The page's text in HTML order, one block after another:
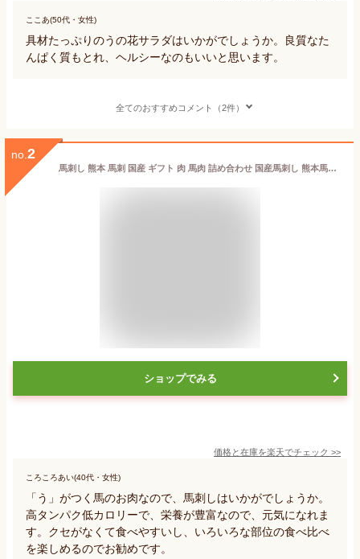
ここあ(50代・女性)
具材たっぷりのうの花サラダはいかがでしょうか。良質なた
んぱく質もとれ、ヘルシーなのもいいと思います。
全てのおすすめコメント（2件）
no. 2
馬刺し 熊本 馬刺 国産 ギフト 肉 馬肉 詰め合わせ 国産馬刺し 熊本馬刺し 赤身 霜降り ユッケ ばさし 中トロ 上赤身 ロース 父の日 贈り物 プレゼント お取り寄せ グルメ おつまみ 晩酌 内祝い 父の日 おつまみセット 父の日ギフト 晩酌 お父さん 肉 お中元 暑中見舞い
ショップでみる
価格と在庫を楽天でチェック >>
ころころあい(40代・女性)
「う」がつく馬のお肉なので、馬刺しはいかがでしょうか。
高タンパク低カロリーで、栄養が豊富なので、元気になれま
す。クセがなくて食べやすいし、いろいろな部位の食べ比べ
を楽しめるのでお勧めです。